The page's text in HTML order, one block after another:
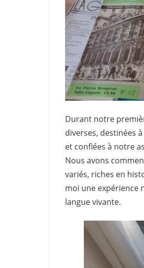
Durant notre
diverses, destinées
et confiées à notre
Nous avons
variés, riches en
moi une expérience
langue vivante.